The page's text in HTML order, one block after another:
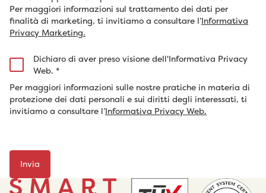
Per maggiori informazioni sul trattamento dei dati per
finalità di marketing, ti invitiamo a consultare l’Informativa
Privacy Marketing.
Dichiaro di aver preso visione dell'Informativa Privacy
Web. *
Per maggiori informazioni sulle nostre pratiche in materia di
protezione dei dati personali e sui diritti degli interessati, ti
invitiamo a consultare l’Informativa Privacy Web.